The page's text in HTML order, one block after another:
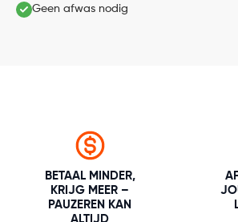
Geen afwas nodig
BETAAL MINDER,
KRIJG MEER –
PAUZEREN KAN
ALTIJD